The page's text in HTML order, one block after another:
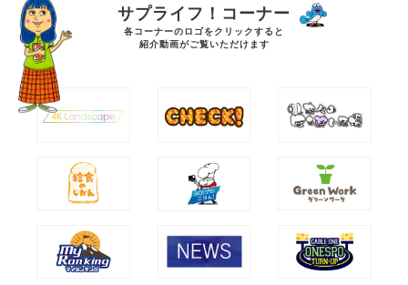
商品のビーズがま口や猫雑貨等をお持ち
します。」 ・ampersand(武雄市)
@nicoleandeileen37 アクセサリー、
革製品、布製品、雑貨ほか 「ハンドメ
イドを通してたくさんの方と繋がってい
けるお店作りを心掛けています」 ・ボ
ゼーションサロンです」 ・佐賀県立宇
宙科学館(武雄市) @saga_yumeginga
ワークショップ 「学べるワークショッ
サプライフ！コーナー
各コーナーのロゴをクリックすると
紹介動画がご覧いただけます